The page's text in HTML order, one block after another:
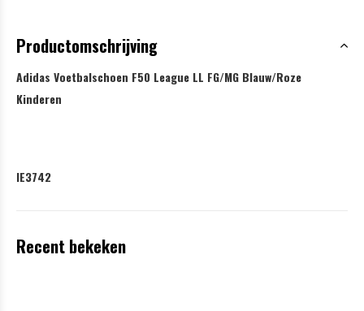
Productomschrijving
Adidas Voetbalschoen F50 League LL FG/MG Blauw/Roze
Kinderen
IE3742
Recent bekeken